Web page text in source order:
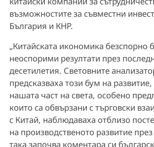
възможностите за съвместни
България и КНР.
„Китайската икономика безспорно
неоспорими резултати през
десетилетия. Световните
предсказваха този бум на развитие,
нашата част на света, особено
които са обвързани с търговски
с Китай, наблюдаваха отблизо
на производственото развитие през
така започва коментара си